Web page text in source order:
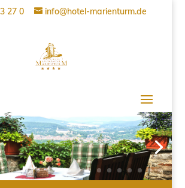
27 0 info@hotel-marienturm.de